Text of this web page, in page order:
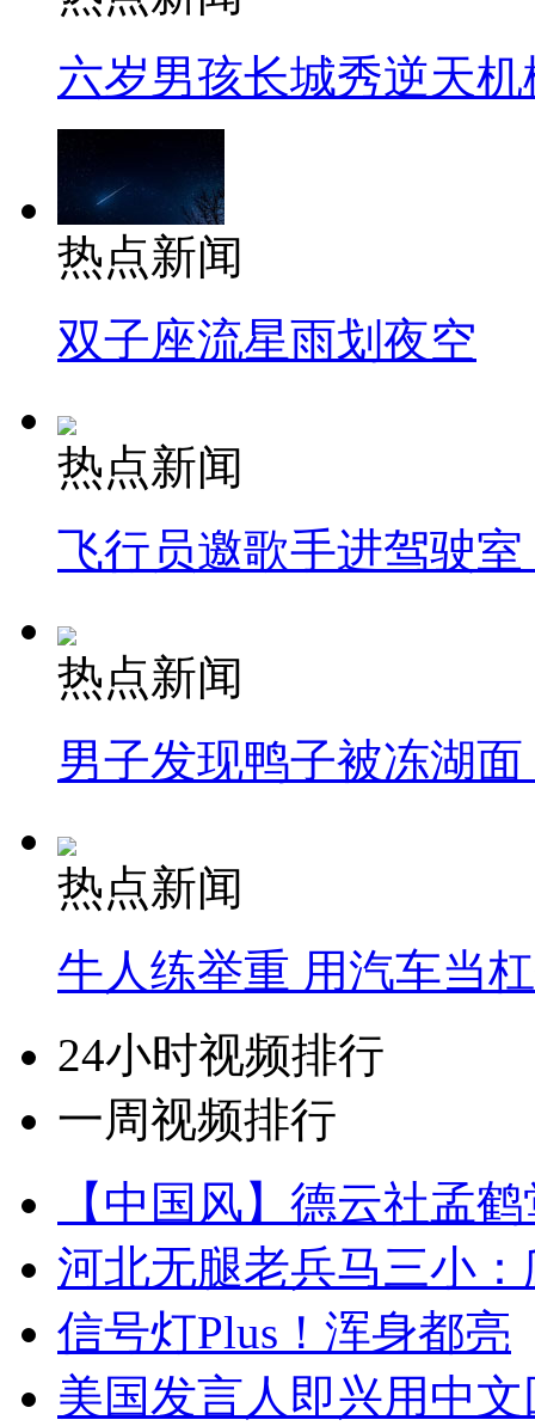
六岁男孩长城秀逆天机
热点新闻
双子座流星雨划夜空
热点新闻
飞行员邀歌手进驾驶
热点新闻
男子发现鸭子被冻湖
热点新闻
牛人练举重 用汽车当
24小时视频排行
一周视频排行
【中国风】德云社孟
河北无腿老兵马三小
信号灯Plus！浑身都亮
美国发言人即兴用中